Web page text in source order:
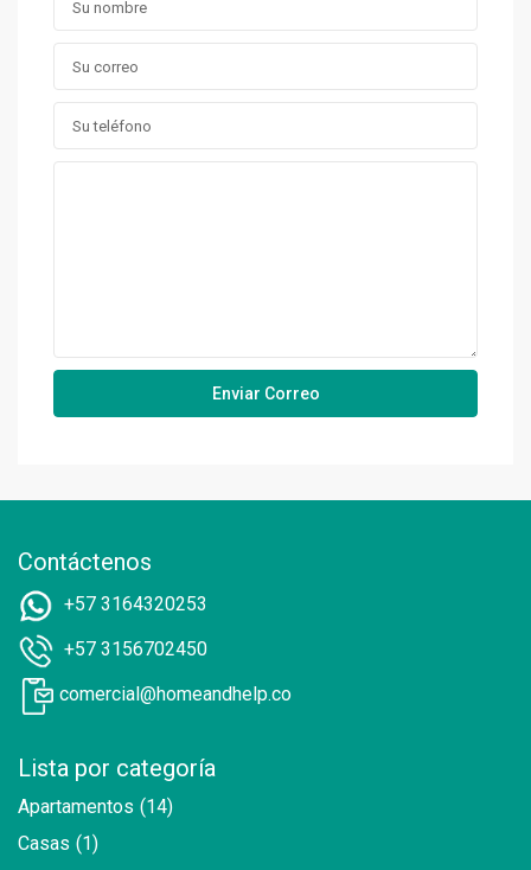
Contáctenos
+57 3164320253
+57 3156702450
comercial@homeandhelp.co
Lista por categoría
Apartamentos (14)
Casas (1)